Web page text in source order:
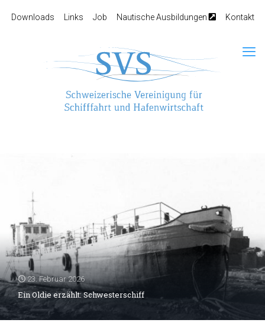
Downloads Links Job Nautische Ausbildungen Kontakt
23. Februar 2026
Ein Oldie erzählt: Schwesterschiff